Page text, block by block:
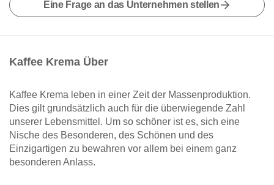
Eine Frage an das Unternehmen stellen
Kaffee Krema Über
Kaffee Krema leben in einer Zeit der Massenproduktion.
Dies gilt grundsätzlich auch für die überwiegende Zahl
unserer Lebensmittel. Um so schöner ist es, sich eine
Nische des Besonderen, des Schönen und des
Einzigartigen zu bewahren vor allem bei einem ganz
besonderen Anlass.